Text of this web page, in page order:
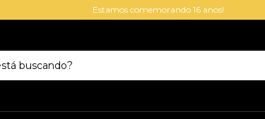
Estamos comemorando 16 anos!